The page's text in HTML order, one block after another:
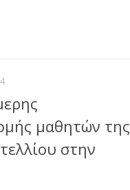
μαθητών της
στην